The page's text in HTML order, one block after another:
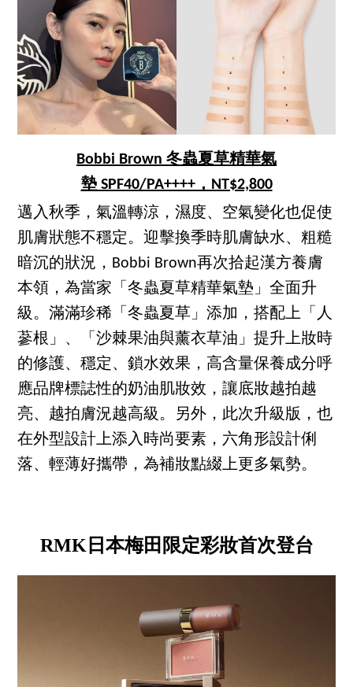
Bobbi Brown 冬蟲夏草精華氣
墊 SPF40/PA++++，NT$2,800
邁入秋季，氣溫轉涼，濕度、空氣變化也促使
肌膚狀態不穩定。迎擊換季時肌膚缺水、粗糙
暗沉的狀況，Bobbi Brown再次拾起漢方養膚
本領，為當家「冬蟲夏草精華氣墊」全面升
級。滿滿珍稀「冬蟲夏草」添加，搭配上「人
蔘根」、「沙棘果油與薰衣草油」提升上妝時
的修護、穩定、鎖水效果，高含量保養成分呼
應品牌標誌性的奶油肌妝效，讓底妝越拍越
亮、越拍膚況越高級。另外，此次升級版，也
在外型設計上添入時尚要素，六角形設計俐
落、輕薄好攜帶，為補妝點綴上更多氣勢。
RMK日本梅田限定彩妝首次登台